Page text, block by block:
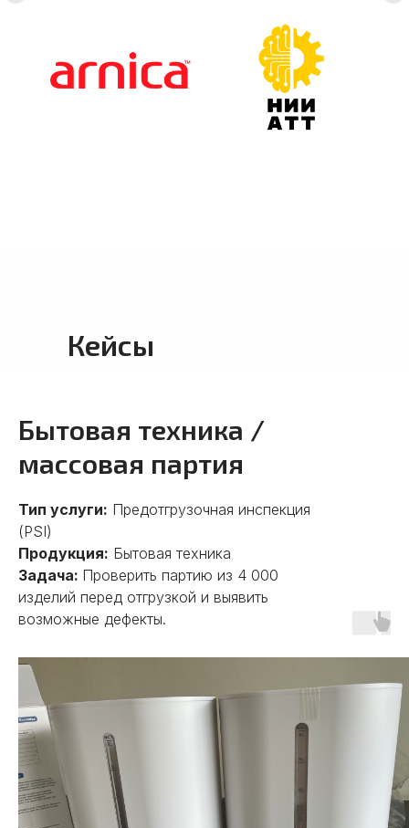
Кейсы
Бытовая техника /
массовая партия
Тип услуги: Предотгрузочная инспекция
(PSI)
Продукция: Бытовая техника
Задача: Проверить партию из 4 000
изделий перед отгрузкой и выявить
возможные дефекты.